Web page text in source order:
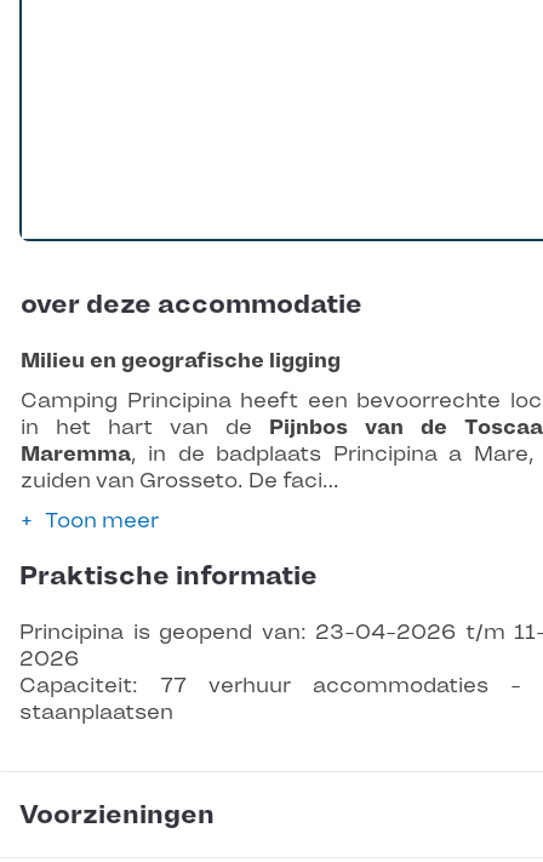
over deze accommodatie
Milieu en geografische ligging
Camping Principina heeft een bevoorrechte
in het hart van de Pijnbos van de
Maremma, in de badplaats Principina a
zuiden van Grosseto. De faci…
Toon meer
Praktische informatie
Principina is geopend van: 23-04-2026 t/m
2026
Capaciteit: 77 verhuur accommodaties -
staanplaatsen
Voorzieningen